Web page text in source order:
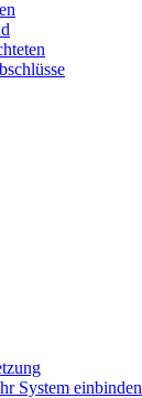
System einbinden